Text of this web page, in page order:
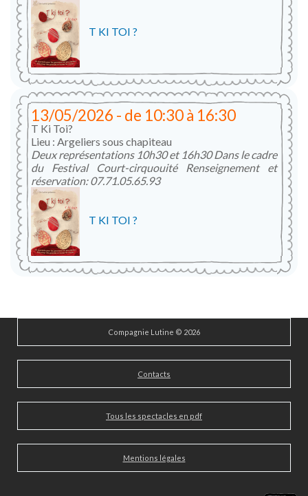
T KI TOI ?
13/05/2026 - de 10:30à 16:30
T Ki Toi?
Lieu : Argeliers sous chapiteau
Deux représentations 10h30 et 16h30 Dans le cadre
du Festival Court-cirquouité Renseignement et
réservation: 07.71.05.65.93
T KI TOI ?
Compagnie Lutine © 2026
Contacts
Tous les spectacles en pdf
Mentions légales